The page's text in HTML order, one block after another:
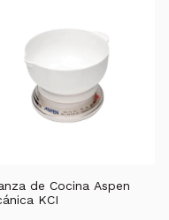
de Cocina Aspen
KCI